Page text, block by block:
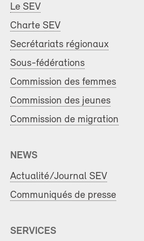
Le SEV
Charte SEV
Secrétariats régionaux
Sous-fédérations
Commission des femmes
Commission des jeunes
Commission de migration
NEWS
Actualité/Journal SEV
Communiqués de presse
SERVICES